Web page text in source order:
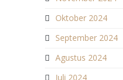
Oktober 2024
September 2024
Agustus 2024
Juli 2024